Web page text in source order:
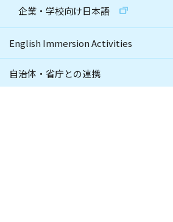
企業・学校向け日本語
English Immersion Activities
自治体・省庁との連携